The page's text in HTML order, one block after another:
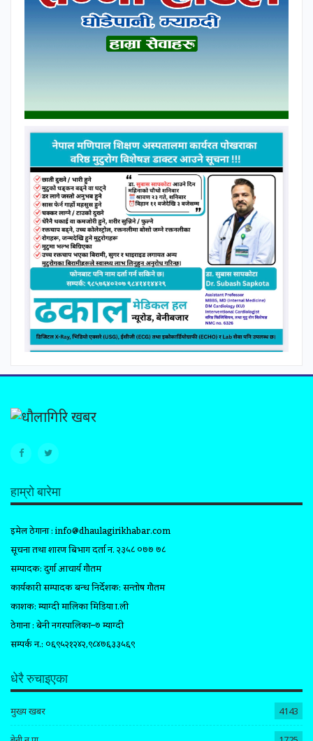
हाम्रो बारेमा
इमेल ठेगाना :info@dhaulagirikhabar.com
सूचना तथा प्रशारण बिभाग दर्ता न. २३५८ ०७७ ७८
सम्पादक: दुर्गा आचार्य गौतम
कार्यकारी सम्पादक प्रबन्ध निर्देशक: सन्तोष गौतम
प्रकाशक: म्याग्दी मालिका मिडिया प्रा.ली
ठेगाना : बेनी नगरपालिका–७ म्याग्दी
सम्पर्क न.: ०६९५२१२४२,९८४७६३३५६९
धेरै रुचाइएका
मुख्य खबर 4143